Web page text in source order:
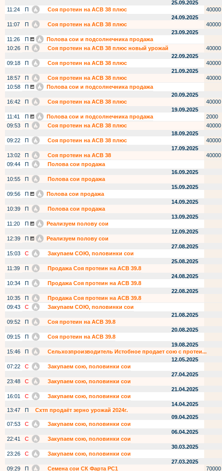
25.09.2025
11:24
П Соя протеин на АСВ 38 плюс
40000
24.09.2025
11:07
П Соя протеин на АСВ 38 плюс
40000
23.09.2025
11:26
П
Полова сои и подсолнечника продажа
10:26
П Соя протеин на АСВ 38 плюс новый урожай
40000
22.09.2025
09:18
П Соя протеин на АСВ 38 плюс
40000
21.09.2025
18:57
П Соя протеин на АСВ 38 плюс
40000
10:58
П
Полова сои и подсолнечника продажа
20.09.2025
16:42
П Соя протеин на АСВ 38 плюс
40000
19.09.2025
11:41
П Полова сои и подсолнечника продажа
2000
09:53
П Соя протеин на АСВ 38 плюс
40000
18.09.2025
09:22
П Соя протеин на АСВ 38 плюс
40000
17.09.2025
13:02
П Соя протеин на АСВ 38
40000
09:44
П
Полова сои продажа
16.09.2025
10:55
П
Полова сои продажа
15.09.2025
09:56
П
Полова сои продажа
14.09.2025
10:39
П
Полова сои продажа
13.09.2025
11:20
П
Реализуем полову сои
12.09.2025
12:39
П
Реализуем полову сои
27.08.2025
15:03
С
Закупаем СОЮ, половинки сои
25.08.2025
11:39
П
Продажа Соя протеин на АСВ 39.8
24.08.2025
10:34
П
Продажа Соя протеин на АСВ 39.8
22.08.2025
10:35
П
Продажа Соя протеин на АСВ 39.8
09:43
С
Закупаем СОЮ, половинки сои
21.08.2025
09:52
П
Соя протеин на АСВ 39.8
20.08.2025
09:15
П
Соя протеин на АСВ 39.8
19.08.2025
15:46
П
Сельхозпроизводитель Истобное продает сою с протеи...
12.05.2025
07:22
С
Закупаем сою, половинки сои
27.04.2025
23:48
С
Закупаем сою, половинки сои
21.04.2025
16:01
С
Закупаем сою, половинки сои
14.04.2025
13:47
П
Схтп продаёт зерно урожай 2024г.
09.04.2025
07:53
С
Закупаем сою, половинки сои
06.04.2025
22:41
С
Закупаем сою, половинки сои
30.03.2025
23:26
С
Закупаем сою, половинки сои
27.03.2025
09:29
П Семена сои СК Фарта РС1
70000